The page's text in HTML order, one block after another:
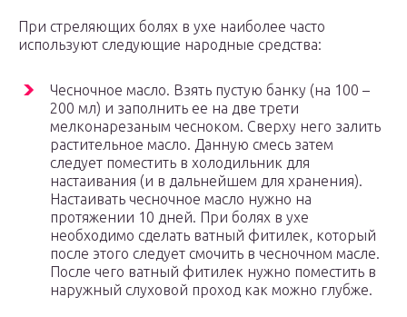
При стреляющих болях в ухе наиболее часто
используют следующие народные средства:
Чесночное масло. Взять пустую банку (на 100 –
200 мл) и заполнить ее на две трети
мелконарезаным чесноком. Сверху него залить
растительное масло. Данную смесь затем
следует поместить в холодильник для
настаивания (и в дальнейшем для хранения).
Настаивать чесночное масло нужно на
протяжении 10 дней. При болях в ухе
необходимо сделать ватный фитилек, который
после этого следует смочить в чесночном масле.
После чего ватный фитилек нужно поместить в
наружный слуховой проход как можно глубже.